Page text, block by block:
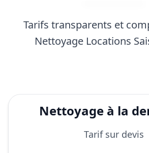
Tarifs transparents et
Nettoyage Locations
Nettoyage à la
Tarif sur devis